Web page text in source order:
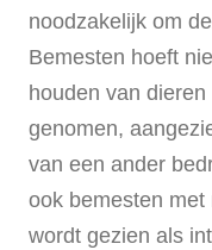
noodzakelijk om
Bemesten hoeft
houden van
genomen,
van een ander
ook bemesten
wordt gezien als